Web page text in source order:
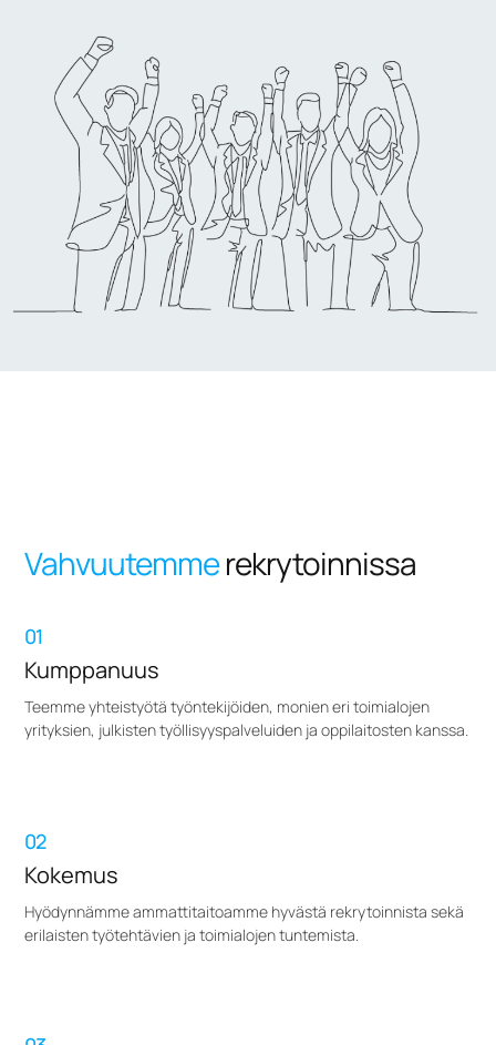
Vahvuutemmerekrytoinnissa
01
Kumppanuus
Teemme yhteistyötä työntekijöiden, monien eri toimialojen
yrityksien, julkisten työllisyyspalveluiden ja oppilaitosten kanssa.
02
Kokemus
Hyödynnämme ammattitaitoamme hyvästä rekrytoinnista sekä
erilaisten työtehtävien ja toimialojen tuntemista.